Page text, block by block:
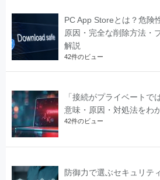
PC App Storeとは？危険
原因・完全な削除方法・
解説
42件のビュー
「接続がプライベートで
意味・原因・対処法をわ
42件のビュー
防御力で選ぶセキュリテ